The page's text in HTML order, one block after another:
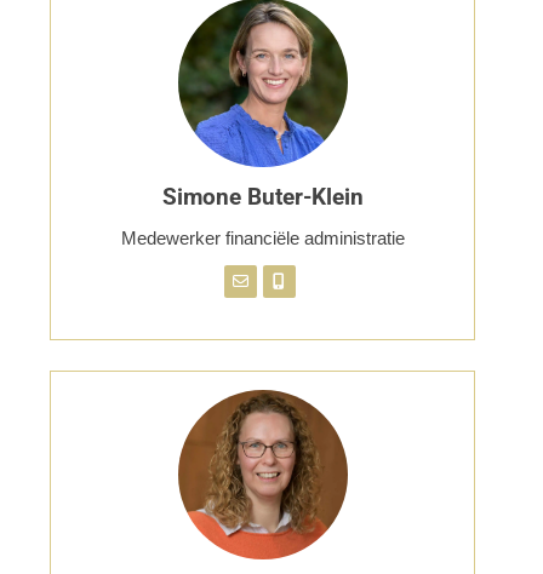
Simone Buter-Klein
Medewerker financiële administratie